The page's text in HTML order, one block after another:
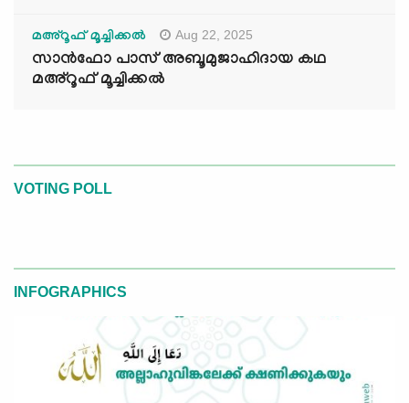
മഅ്റൂഫ് മൂച്ചിക്കല്‍ Aug 22, 2025
സാൻഫോ പാസ് അബൂമുജാഹിദായ കഥ
മഅ്റൂഫ് മൂച്ചിക്കല്‍
VOTING POLL
INFOGRAPHICS